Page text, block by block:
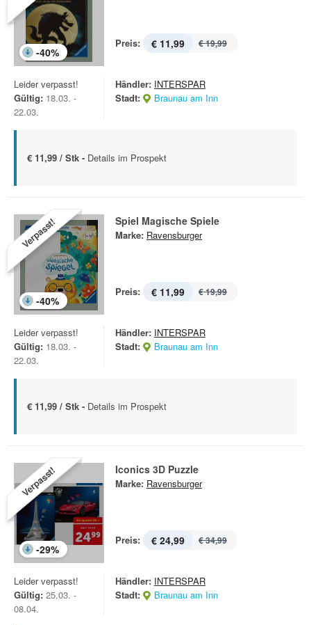
-40%
Preis: € 11,99 € 19,99
Leider verpasst!
Gültig: 18.03. -
22.03.
Händler: INTERSPAR
Stadt:
Braunau am Inn
€ 11,99 / Stk - Details im Prospekt
Verpasst!
-40%
Spiel Magische Spiele
Marke: Ravensburger
Preis: € 11,99 € 19,99
Leider verpasst!
Gültig: 18.03. -
22.03.
Händler: INTERSPAR
Stadt:
Braunau am Inn
€ 11,99 / Stk - Details im Prospekt
Verpasst!
-29%
Iconics 3D Puzzle
Marke: Ravensburger
Preis: € 24,99 € 34,99
Leider verpasst!
Gültig: 25.03. -
08.04.
Händler: INTERSPAR
Stadt:
Braunau am Inn